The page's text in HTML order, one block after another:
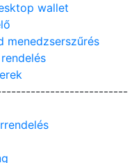
wallet
menedzserszűrés